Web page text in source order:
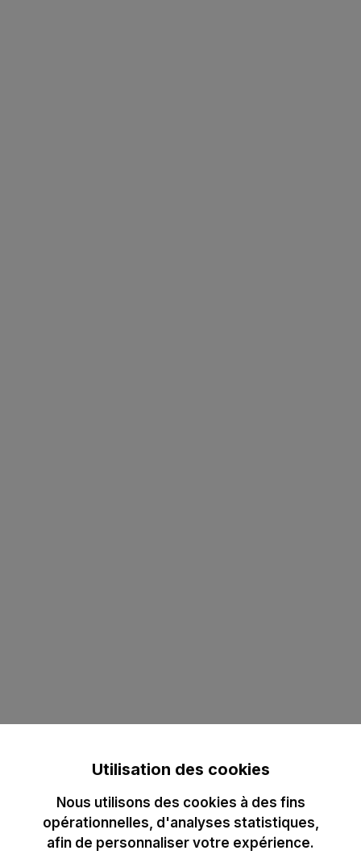
Utilisation des cookies
Nous utilisons des cookies à des fins
opérationnelles, d'analyses statistiques,
afin de personnaliser votre expérience.